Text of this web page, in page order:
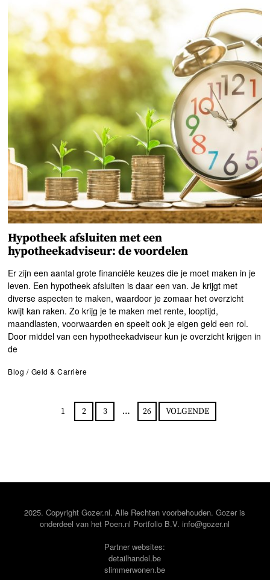
Hypotheek afsluiten met een
hypotheekadviseur: de voordelen
Er zijn een aantal grote financiële keuzes die je moet maken in je
leven. Een hypotheek afsluiten is daar een van. Je krijgt met
diverse aspecten te maken, waardoor je zomaar het overzicht
kwijt kan raken. Zo krijg je te maken met rente, looptijd,
maandlasten, voorwaarden en speelt ook je eigen geld een rol.
Door middel van een hypotheekadviseur kun je overzicht krijgen in
de
Blog / Geld & Carrière
1 2 3 … 26 VOLGENDE
2025. Copyright Gozer.nl. Alle Rechten voorbehouden. Gozer is
onderdeel van het Poen.nl Portfolio B.V. info@gozer.nl
Partner websites:
detailhandel.be
slimmerwonen.be